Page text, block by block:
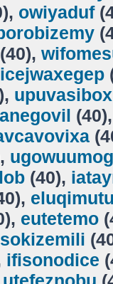
owiyaduf
(40),
icejwaxegep
anegovil
(40),
eutetemo
ifisonodice